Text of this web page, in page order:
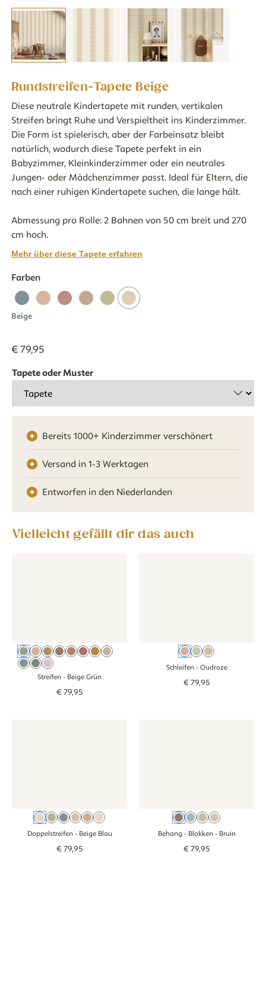
Rundstreifen-Tapete Beige
Diese neutrale Kindertapete mit runden, vertikalen
Streifen bringt Ruhe und Verspieltheit ins Kinderzimmer.
Die Form ist spielerisch, aber der Farbeinsatz bleibt
natürlich, wodurch diese Tapete perfekt in ein
Babyzimmer, Kleinkinderzimmer oder ein neutrales
Jungen- oder Mädchenzimmer passt. Ideal für Eltern, die
nach einer ruhigen Kindertapete suchen, die lange hält.
Abmessung pro Rolle: 2 Bahnen von 50 cm breit und 270
cm hoch.
Mehr über diese Tapete erfahren
Farben
Beige
€ 79,95
Tapete oder Muster
Bereits 1000+ Kinderzimmer verschönert
Versand in 1-3 Werktagen
Entworfen in den Niederlanden
Vielleicht gefällt dir das auch
Beige Grün
Beige Rosa
Beige Braun
Kakaobraun
Oudroze
BlushRoze Oranje
Beige
Beige Blau
Salbeigrün
Lila
Streifen - Beige Grün
€79,95
Oudroze
GroenBeige
Schleifen- Oudroze
€79,95
Beige Blau
Groen
BlauBraunOudroze
Beige Grün
Doppelstreifen- Beige Blau
€79,95
BruinBlauw
GroenBeige
Behang - Blokken- Bruin
€79,95